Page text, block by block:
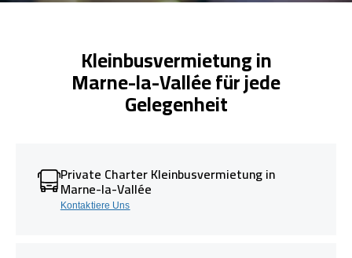
Kleinbusvermietung in
Marne-la-Vallée für jede
Gelegenheit
Private Charter Kleinbusvermietung in
Marne-la-Vallée
Kontaktiere Uns